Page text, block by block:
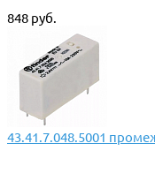
848 руб.
43.41.7.048.5001